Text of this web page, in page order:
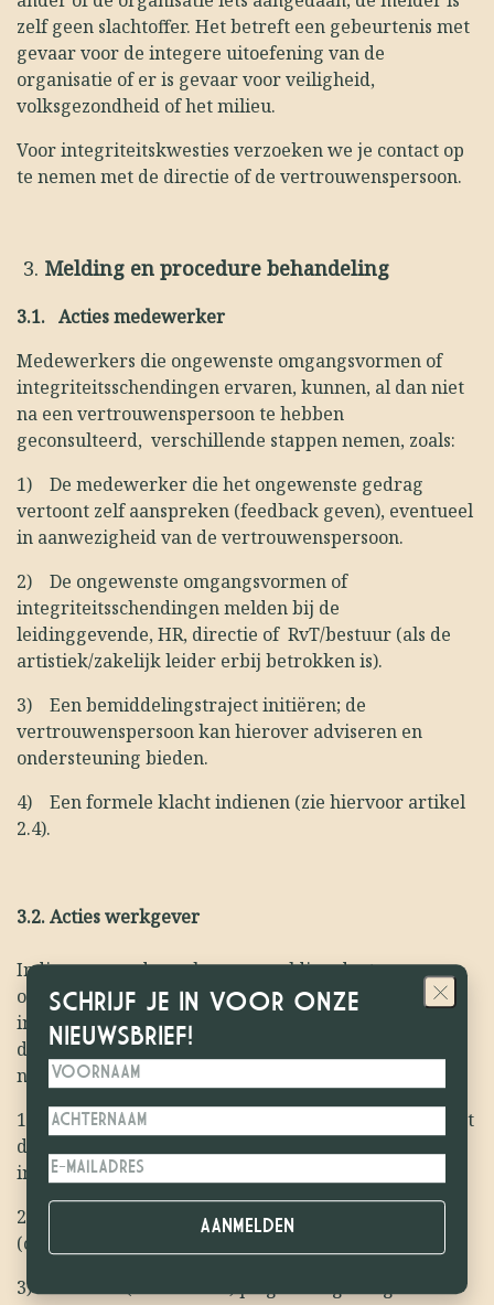
SCHRIJF JE IN VOOR ONZE
NIEUWSBRIEF!
zelf geen slachtoffer. Het betreft een gebeurtenis met
gevaar voor de integere uitoefening van de
organisatie of er is gevaar voor veiligheid,
volksgezondheid of het milieu.
Voor integriteitskwesties verzoeken we je contact op
te nemen met de directie of de vertrouwenspersoon.
Melding en procedure behandeling
3.1. Acties medewerker
Medewerkers die ongewenste omgangsvormen of
integriteitsschendingen ervaren, kunnen, al dan niet
na een vertrouwenspersoon te hebben
geconsulteerd, verschillende stappen nemen, zoals:
1)
De medewerker die het ongewenste gedrag
vertoont zelf aanspreken (feedback geven), eventueel
in aanwezigheid van de vertrouwenspersoon.
2)
De ongewenste omgangsvormen of
integriteitsschendingen melden bij de
leidinggevende, HR, directie of RvT/bestuur (als de
artistiek/zakelijk leider erbij betrokken is).
3)
Een bemiddelingstraject initiëren; de
vertrouwenspersoon kan hierover adviseren en
ondersteuning bieden.
4)
Een formele klacht indienen (zie hiervoor artikel
2.4).
3.2.Acties werkgever
Indien een medewerker een melding doet van
ongewenste omgangsvormen of
integriteitsschendingen, kan de leidinggevende, HR,
directie of RvT/bestuur, afhankelijk van de situatie,
nagaan welke acties passend zijn, bijvoorbeeld:
1)
De (vermeende) pleger aanspreken op het moment
dat ongewenste omgangsvormen of de
integriteitsschending zich voordoen;
2)
Medewerkers die ongewenst gedrag vertonen
(opnieuw) wijzen op de gedragscode;
3)